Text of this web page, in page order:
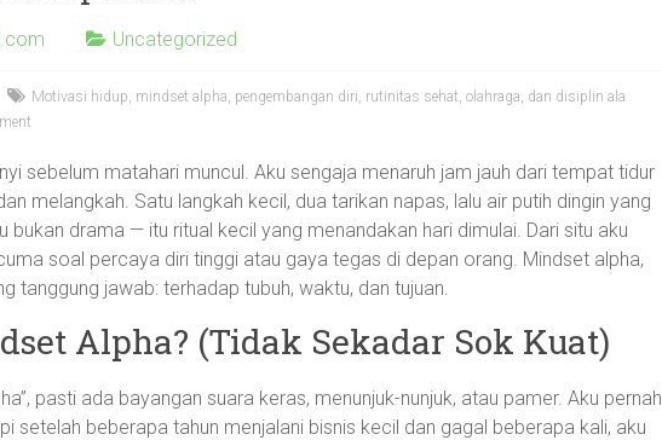
Uncategorized
Motivasi hidup, mindset alpha, pengembangan diri, rutinitas sehat, olahraga, dan disiplin ala
sebelum matahari muncul. Aku sengaja menaruh jam jauh dari tempat tidur
melangkah. Satu langkah kecil, dua tarikan napas, lalu air putih dingin yang
bukan drama — itu ritual kecil yang menandakan hari dimulai. Dari situ aku
soal percaya diri tinggi atau gaya tegas di depan orang. Mindset alpha,
tanggung jawab: terhadap tubuh, waktu, dan tujuan.
Alpha? (Tidak Sekadar Sok Kuat)
pasti ada bayangan suara keras, menunjuk-nunjuk, atau pamer. Aku pernah
setelah beberapa tahun menjalani bisnis kecil dan gagal beberapa kali, aku